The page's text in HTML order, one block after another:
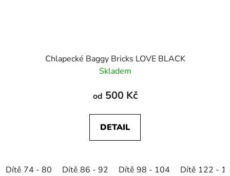
Chlapecké Baggy Bricks LOVE BLACK
Skladem
od 500 Kč
DETAIL
Dítě 74 - 80 Dítě 86 - 92 Dítě 98 - 104 Dítě 122 -